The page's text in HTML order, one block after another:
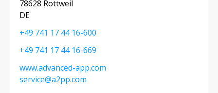
78628 Rottweil
DE
+49 741 17 44 16-600
+49 741 17 44 16-669
www.advanced-app.com
service@a2pp.com